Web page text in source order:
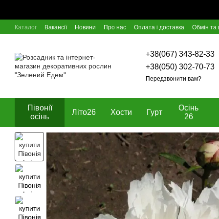
Каталог Вакансії Новини Про нас Оплата і доставка
Обмін та
+38(067) 343-82-33
+38(050) 302-70-73
Передзвонити вам?
Півонії
осінь
Літо26 Хости Гурт
Осінь
26